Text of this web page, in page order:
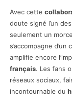
Avec cette
doute signé l’un des
seulement un
s’accompagne
amplifie encore
français. Les fans
réseaux sociaux,
incontournable du